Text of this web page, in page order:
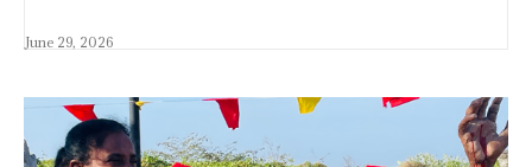
June 29, 2026